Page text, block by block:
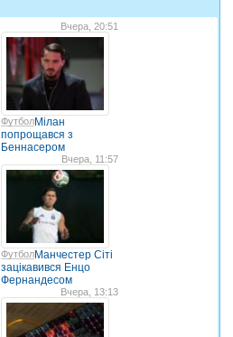
Вчера, 20:51
ФутболМілан
попрощався з
Беннасером
Вчера, 11:57
ФутболМанчестер Сіті
зацікавився Енцо
Фернандесом
Вчера, 13:13